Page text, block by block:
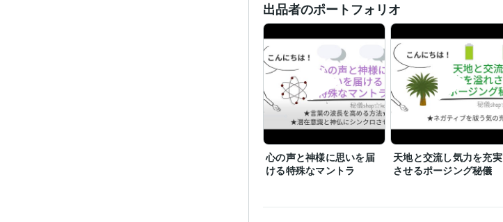
出品者のポートフォリオ
心の声と神様に思いを届
ける特殊なマントラ
天地と交流し気力を充実
させるポージング秘儀